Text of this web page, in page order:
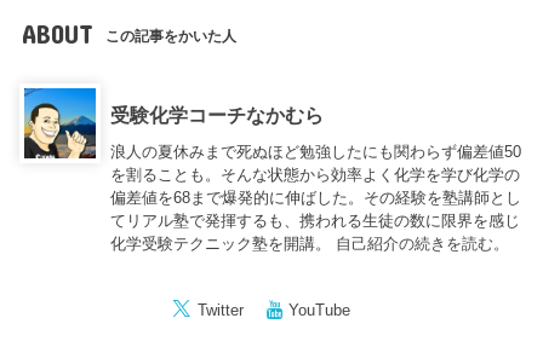
ABOUT この記事をかいた人
受験化学コーチなかむら
浪人の夏休みまで死ぬほど勉強したにも関わらず偏差値50
を割ることも。そんな状態から効率よく化学を学び化学の
偏差値を68まで爆発的に伸ばした。その経験を塾講師とし
てリアル塾で発揮するも、携われる生徒の数に限界を感じ
化学受験テクニック塾を開講。 自己紹介の続きを読む。
Twitter YouTube